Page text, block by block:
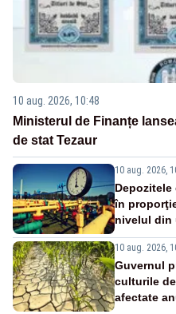
10 aug. 2026, 10:48
Ministerul de Finanțe
de stat Tezaur
10 aug. 2026,
Depozitele
în
nivelul din
10 aug. 2026,
Guvernul
culturile
afectate